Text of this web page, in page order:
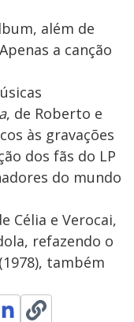
além de
a canção
, de Roberto e
às gravações
dos fãs do LP
do mundo
Célia e Verocai,
refazendo o
(1978), também